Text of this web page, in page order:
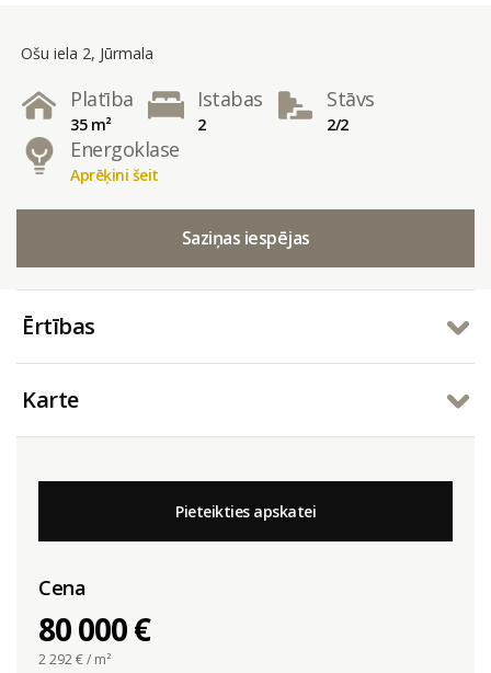
Ošu iela 2, Jūrmala
Platība
35 m²
Istabas
2
Stāvs
2/2
Energoklase
Aprēķini šeit
Saziņas iespējas
Ērtības
Karte
Pieteikties apskatei
Cena
80 000 €
2 292€ / m²